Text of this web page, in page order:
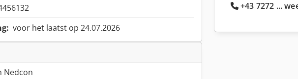
voor het laatst op 24.07.2026
Nedcon
+43 7272 ...